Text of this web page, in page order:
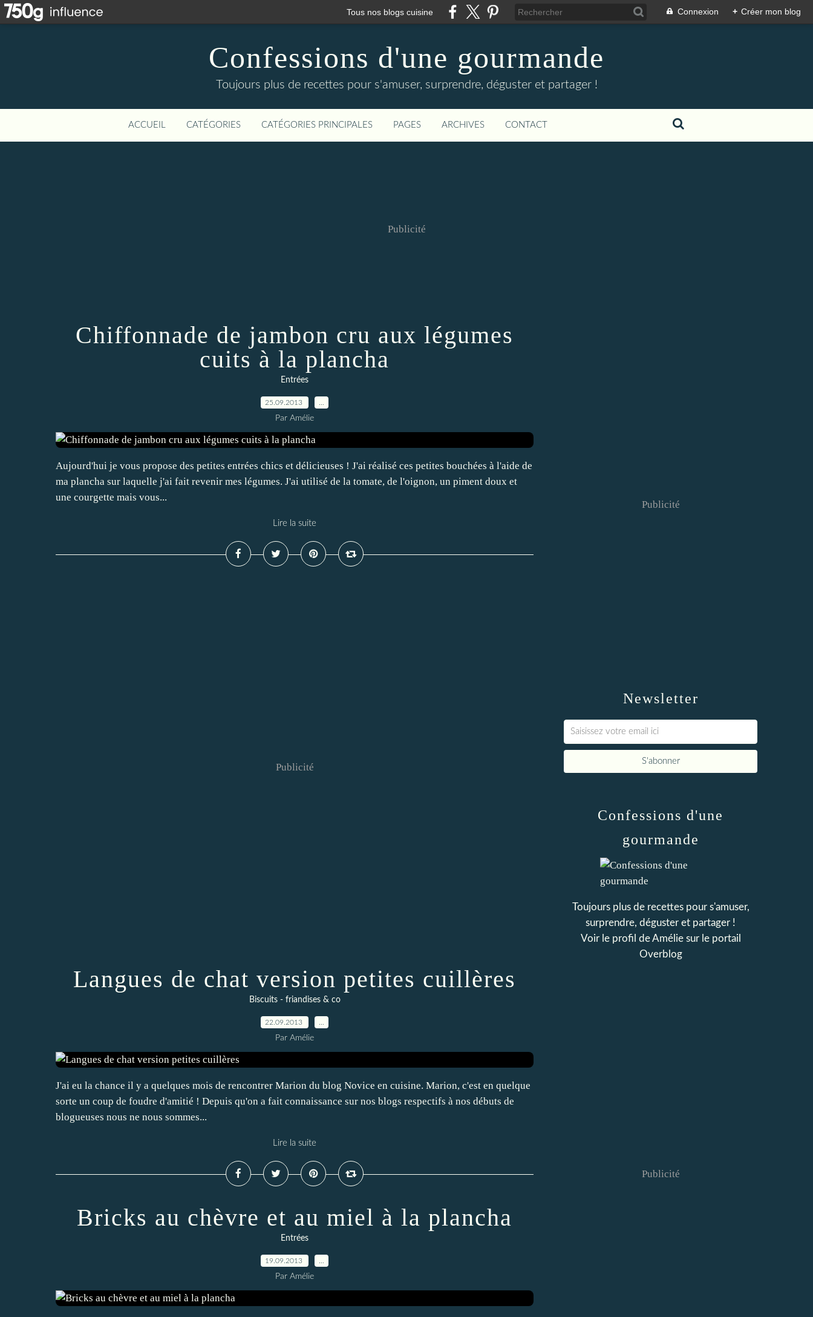
Tous nos blogs cuisine Connexion + Créer mon blog
Confessions d'une gourmande
Toujours plus de recettes pour s'amuser, surprendre, déguster et partager !
ACCUEIL CATÉGORIES CATÉGORIES PRINCIPALES PAGES ARCHIVES CONTACT
Publicité
Chiffonnade de jambon cru aux légumes
cuits à la plancha
Entrées
25.09.2013
Par Amélie
Aujourd'hui je vous propose des petites entrées chics et délicieuses ! J'ai réalisé ces petites bouchées à l'aide de
ma plancha sur laquelle j'ai fait revenir mes légumes. J'ai utilisé de la tomate, de l'oignon, un piment doux et
une courgette mais vous...
Lire la suite
Publicité
Langues de chat version petites cuillères
Biscuits - friandises & co
22.09.2013
Par Amélie
J'ai eu la chance il y a quelques mois de rencontrer Marion du blog Novice en cuisine. Marion, c'est en quelque
sorte un coup de foudre d'amitié ! Depuis qu'on a fait connaissance sur nos blogs respectifs à nos débuts de
blogueuses nous ne nous sommes...
Lire la suite
Bricks au chèvre et au miel à la plancha
Entrées
19.09.2013
Par Amélie
Newsletter
Publicité
Confessions d'une
gourmande
Toujours plus de recettes pour s'amuser,
surprendre, déguster et partager !
Voir le profil deAméliesur le portail
Overblog
Publicité